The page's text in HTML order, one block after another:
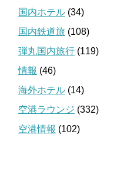
国内ホテル (34)
国内鉄道旅 (108)
弾丸国内旅行 (119)
情報 (46)
海外ホテル (14)
空港ラウンジ (332)
空港情報 (102)